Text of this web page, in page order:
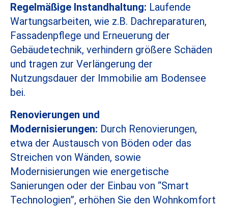
Regelmäßige Instandhaltung: Laufende
Wartungsarbeiten, wie z.B. Dachreparaturen,
Fassadenpflege und Erneuerung der
Gebäudetechnik, verhindern größere Schäden
und tragen zur Verlängerung der
Nutzungsdauer der Immobilie am Bodensee
bei.
Renovierungen und
Modernisierungen: Durch Renovierungen,
etwa der Austausch von Böden oder das
Streichen von Wänden, sowie
Modernisierungen wie energetische
Sanierungen oder der Einbau von “Smart
Technologien”, erhöhen Sie den Wohnkomfort